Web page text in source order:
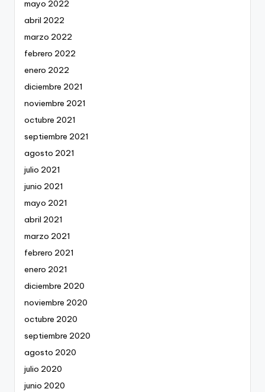
mayo 2022
abril 2022
marzo 2022
febrero 2022
enero 2022
diciembre 2021
noviembre 2021
octubre 2021
septiembre 2021
agosto 2021
julio 2021
junio 2021
mayo 2021
abril 2021
marzo 2021
febrero 2021
enero 2021
diciembre 2020
noviembre 2020
octubre 2020
septiembre 2020
agosto 2020
julio 2020
junio 2020